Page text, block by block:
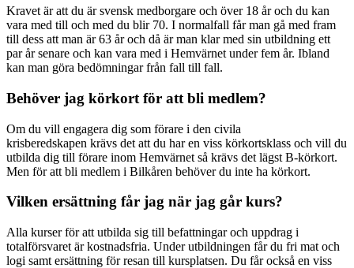
Kravet är att du är svensk medborgare och över 18 år och du kan
vara med till och med du blir 70. I normalfall får man gå med fram
till dess att man är 63 år och då är man klar med sin utbildning ett
par år senare och kan vara med i Hemvärnet under fem år. Ibland
kan man göra bedömningar från fall till fall.
Behöver jag körkort för att bli medlem?
Om du vill engagera dig som förare i den civila
krisberedskapen krävs det att du har en viss körkortsklass och vill du
utbilda dig till förare inom Hemvärnet så krävs det lägst B-körkort.
Men för att bli medlem i Bilkåren behöver du inte ha körkort.
Vilken ersättning får jag när jag går kurs?
Alla kurser för att utbilda sig till befattningar och uppdrag i
totalförsvaret är kostnadsfria. Under utbildningen får du fri mat och
logi samt ersättning för resan till kursplatsen. Du får också en viss